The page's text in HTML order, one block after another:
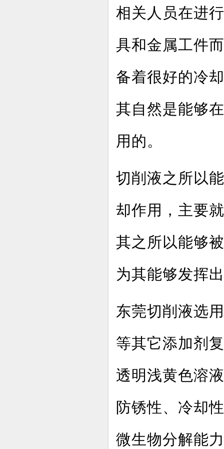
相关人员在进
具和金属工件
备着很好的冷
其自然是能够
用的。
切削液之所以
却作用，主要
其之所以能够
为其能够发挥
东莞切削液选
等其它添加剂
透明浅黄色溶
防锈性、冷却
微生物分解能